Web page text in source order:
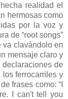
realidad el
hermosas como
por la voz y
de “root songs”
va clavándolo en
mensaje claro y
de
ferrocarriles y
frases como: “I
I can't tell you